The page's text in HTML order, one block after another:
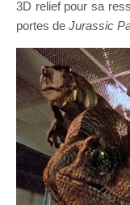
3D relief pour sa
portes de Jurassic